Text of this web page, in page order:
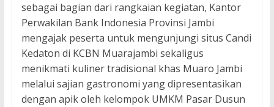
sebagai bagian dari rangkaian kegiatan, Kantor
Perwakilan Bank Indonesia Provinsi Jambi
mengajak peserta untuk mengunjungi situs Candi
Kedaton di KCBN Muarajambi sekaligus
menikmati kuliner tradisional khas Muaro Jambi
melalui sajian gastronomi yang dipresentasikan
dengan apik oleh kelompok UMKM Pasar Dusun